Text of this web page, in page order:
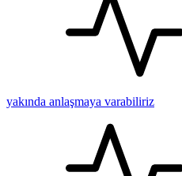
yakında anlaşmaya varabiliriz